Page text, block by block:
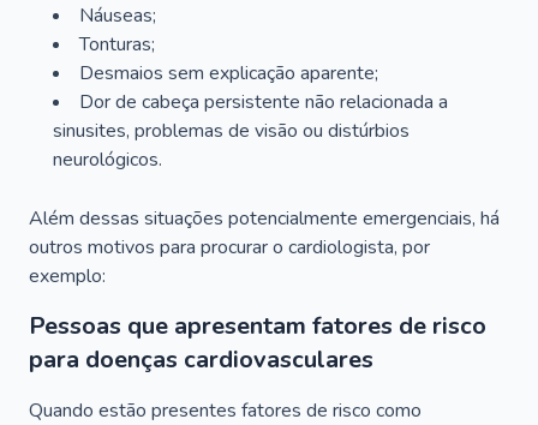
Náuseas;
Tonturas;
Desmaios sem explicação aparente;
Dor de cabeça persistente não relacionada a
sinusites, problemas de visão ou distúrbios
neurológicos.
Além dessas situações potencialmente emergenciais, há
outros motivos para procurar o cardiologista, por
exemplo:
Pessoas que apresentam fatores de risco
para doenças cardiovasculares
Quando estão presentes fatores de risco como